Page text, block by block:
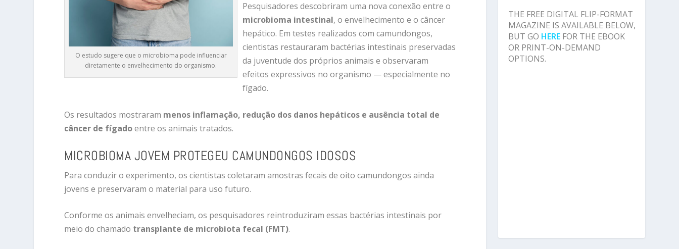
O estudo sugere que o microbioma pode influenciar
diretamente o envelhecimento do organismo.
Pesquisadores descobriram uma nova conexão entre o
microbioma intestinal, o envelhecimento e o câncer
hepático. Em testes realizados com camundongos,
cientistas restauraram bactérias intestinais preservadas
da juventude dos próprios animais e observaram
efeitos expressivos no organismo — especialmente no
fígado.
Os resultados mostraram menos inflamação, redução dos danos hepáticos e ausência total de
câncer de fígadoentre os animais tratados.
MICROBIOMA JOVEM PROTEGEU CAMUNDONGOS IDOSOS
Para conduzir o experimento, os cientistas coletaram amostras fecais de oito camundongos ainda
jovens e preservaram o material para uso futuro.
Conforme os animais envelheciam, os pesquisadores reintroduziram essas bactérias intestinais por
meio do chamado transplante de microbiota fecal (FMT).
THE FREE DIGITAL FLIP-FORMAT
MAGAZINE IS AVAILABLE BELOW,
BUT GO HERE FOR THE EBOOK
OR PRINT-ON-DEMAND
OPTIONS.